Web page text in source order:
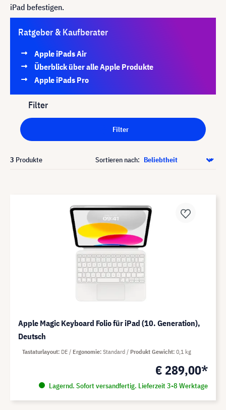
iPad befestigen.
Ratgeber & Kaufberater
Apple iPads Air
Überblick über alle Apple Produkte
Apple iPads Pro
Filter
Filter
3 Produkte Sortieren nach:
Apple Magic Keyboard Folio für iPad (10. Generation),
Deutsch
€ 289,00*
Lagernd. Sofort versandfertig. Lieferzeit 3-8 Werktage
Tastaturlayout DE Ergonomie Standard Produkt Gewicht 0,1 kg